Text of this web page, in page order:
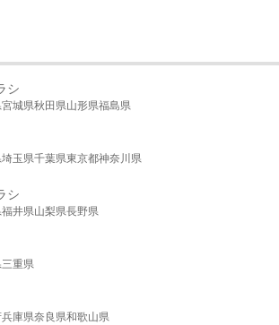
シ
宮城県秋田県山形県福島県
埼玉県千葉県東京都神奈川県
シ
福井県山梨県長野県
三重県
兵庫県奈良県和歌山県